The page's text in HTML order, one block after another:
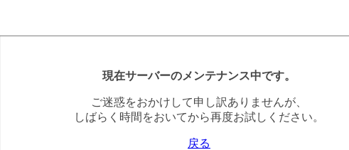
現在サーバーのメンテナンス中です。
ご迷惑をおかけして申し訳ありませんが、
しばらく時間をおいてから再度お試しください。
戻る